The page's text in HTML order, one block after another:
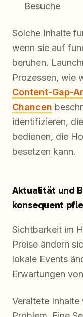
Besuche
Solche Inhalte
wenn sie auf
beruhen.
Prozessen, wie
Content-Gap-
Chancen
identifizieren,
bedienen, die
besetzen kann.
Aktualität und
konsequent
Sichtbarkeit im
Preise ändern
lokale Events
Erwartungen
Veraltete